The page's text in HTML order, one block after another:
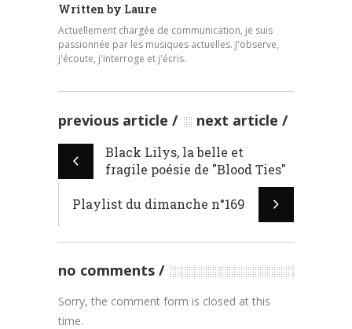
Written by Laure
Actuellement chargée de communication, je suis
passionnée par les musiques actuelles. J'observe,
j'écoute, j'interroge et j'écris.
previous article next article
Black Lilys, la belle et
fragile poésie de "Blood Ties"
Playlist du dimanche n°169
no comments
Sorry, the comment form is closed at this
time.